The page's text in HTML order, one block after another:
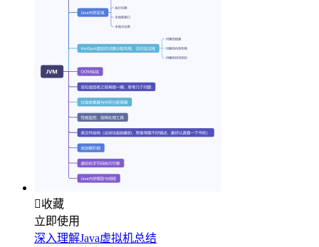
收藏
立即使用
深入理解Java虚拟机总结